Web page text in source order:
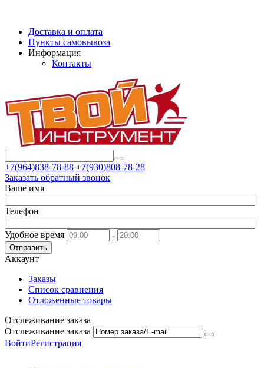
Доставка и оплата
Пункты самовывоза
Информация
Контакты
+7(964)838-78-88 +7(930)808-78-28
Заказать обратный звонок
Ваше имя
Телефон
Удобное время -
Отправить
Аккаунт
Заказы
Список сравнения
Отложенные товары
Отслеживание заказа
Отслеживание заказа
ВойтиРегистрация